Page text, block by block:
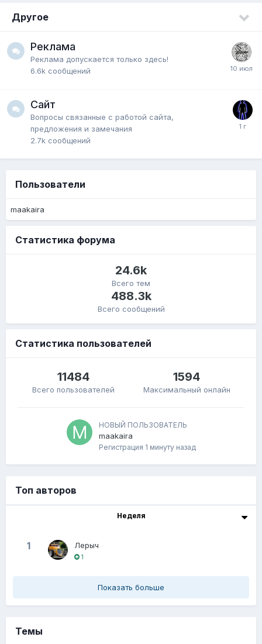
Другое
Реклама
Реклама допускается только здесь!
6.6k сообщений
Сайт
Вопросы связанные с работой сайта,
предложения и замечания
2.7k сообщений
Пользователи
maakaira
Статистика форума
24.6k
Всего тем
488.3k
Всего сообщений
Статистика пользователей
11484
Всего пользователей
1594
Максимальный онлайн
НОВЫЙ ПОЛЬЗОВАТЕЛЬ
maakaira
Регистрация 1 минуту назад
Топ авторов
Неделя
1 Лерыч
1
Показать больше
Темы